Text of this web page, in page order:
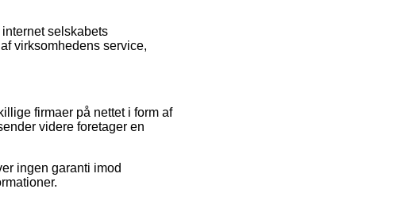
selskabets
virksomhedens service,
firmaer på nettet i form af
videre foretager en
ingen garanti imod